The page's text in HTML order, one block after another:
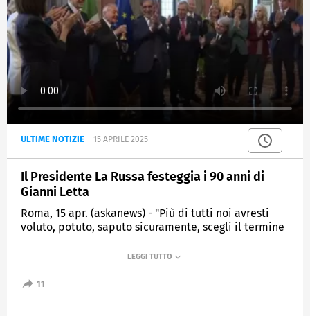
ULTIME NOTIZIE 15 APRILE 2025
Il Presidente La Russa festeggia i 90 anni di
Gianni Letta
Roma, 15 apr. (askanews) - "Più di tutti noi avresti
voluto, potuto, saputo sicuramente, scegli il termine
maggioranza e opposizione": con queste parole il
festeggiato a palazzo Giustiniani i 90 anni dell'ex
11